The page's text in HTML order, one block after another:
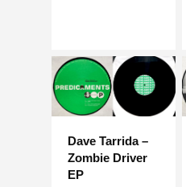
Dave Tarrida –
Zombie Driver
EP